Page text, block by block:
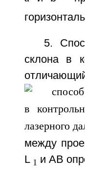
5.
склона в
между
L1 и АВ